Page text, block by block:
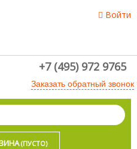
Войти
+7 (495) 972 9765
Заказать обратный звонок
(ПУСТО)